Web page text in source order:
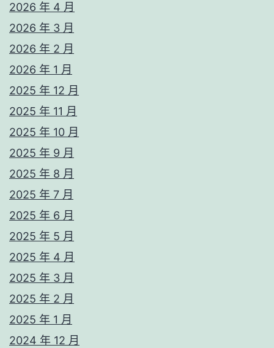
2026 年 4 月
2026 年 3 月
2026 年 2 月
2026 年 1 月
2025 年 12 月
2025 年 11 月
2025 年 10 月
2025 年 9 月
2025 年 8 月
2025 年 7 月
2025 年 6 月
2025 年 5 月
2025 年 4 月
2025 年 3 月
2025 年 2 月
2025 年 1 月
2024 年 12 月